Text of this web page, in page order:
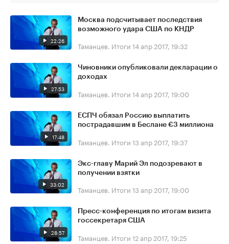
22:26
Москва подсчитывает последствия
возможного удара США по КНДР
Таманцев. Итоги 14 апр 2017, 19:32
27:53
Чиновники опубликовали декларации о
доходах
Таманцев. Итоги 14 апр 2017, 19:00
17:48
ЕСПЧ обязал Россию выплатить
пострадавшим в Беслане €3 миллиона
Таманцев. Итоги 13 апр 2017, 19:37
33:02
Экс-главу Марий Эл подозревают в
получении взятки
Таманцев. Итоги 13 апр 2017, 19:00
28:57
Пресс-конференция по итогам визита
госсекретаря США
Таманцев. Итоги 12 апр 2017, 19:25